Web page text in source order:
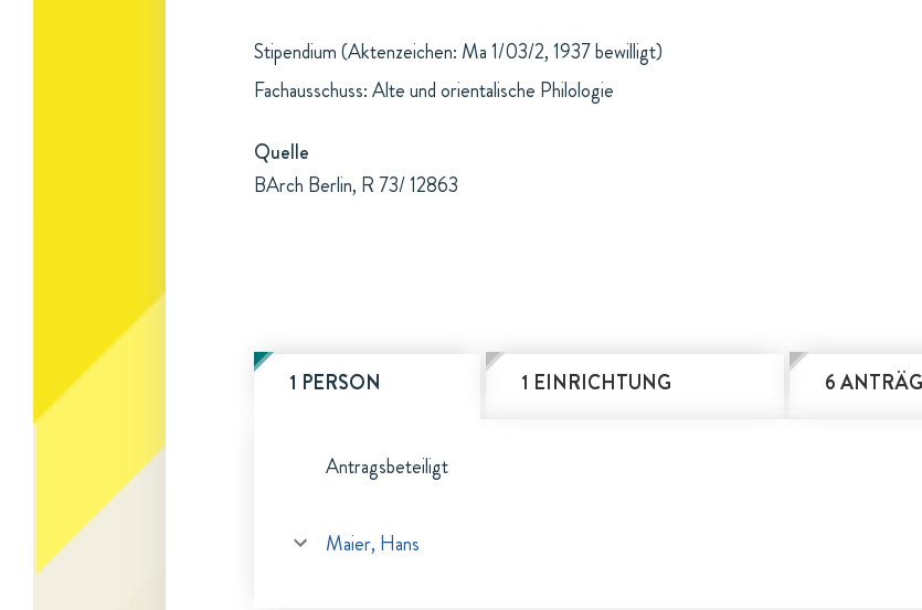
Stipendium (Aktenzeichen: Ma 1/03/2, 1937 bewilligt)
Fachausschuss: Alte und orientalische Philologie
Quelle
BArch Berlin, R 73/ 12863
1 PERSON 1 EINRICHTUNG 6
Antragsbeteiligt
Maier, Hans